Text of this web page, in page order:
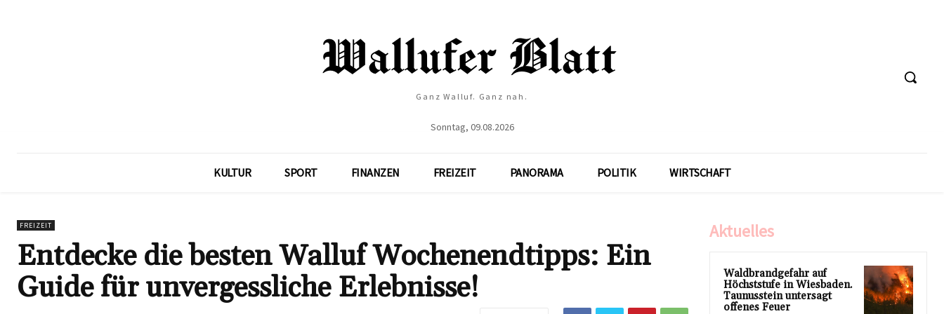
Ganz Walluf. Ganz nah.
Sonntag, 09.08.2026
KULTUR SPORT FINANZEN FREIZEIT PANORAMA POLITIK WIRTSCHAFT
FREIZEIT
Entdecke die besten Walluf Wochenendtipps: Ein
Guide für unvergessliche Erlebnisse!
Aktuelles
Waldbrandgefahr auf
Höchststufe in Wiesbaden.
Taunusstein untersagt
offenes Feuer